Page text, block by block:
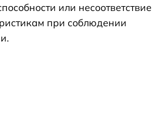
или несоответствие
при соблюдении